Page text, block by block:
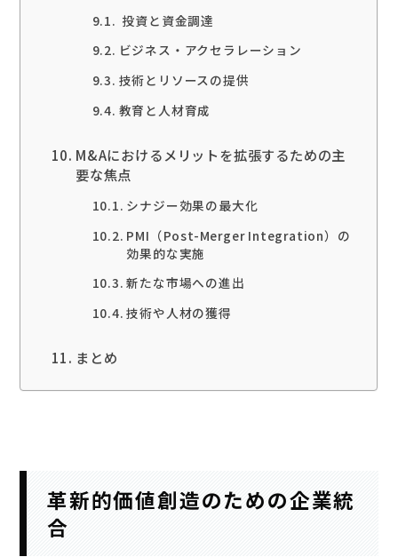
投資と資金調達
ビジネス・アクセラレーション
技術とリソースの提供
教育と人材育成
M&Aにおけるメリットを拡張するための主
要な焦点
シナジー効果の最大化
PMI（Post-Merger Integration）の
効果的な実施
新たな市場への進出
技術や人材の獲得
まとめ
革新的価値創造のための企業統
合